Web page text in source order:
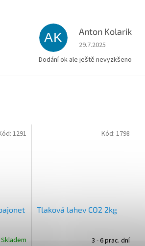
Skladem
1291
Tlaková lahev CO2 2kg
3 - 6 prac. dní
Kód:1798
AK Anton Kolarik
Hodnocení obchodu je
29.7.2025
Dodání ok ale ještě nevyzkšeno